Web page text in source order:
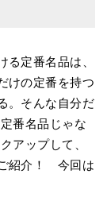
定番名品は、
けの定番を持つ
。そんな自分だ
番名品じゃな
アップして、
紹介！ 今回は